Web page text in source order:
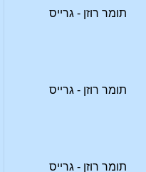
תומר רוזן - גרייס
תומר רוזן - גרייס
תומר רוזן - גרייס